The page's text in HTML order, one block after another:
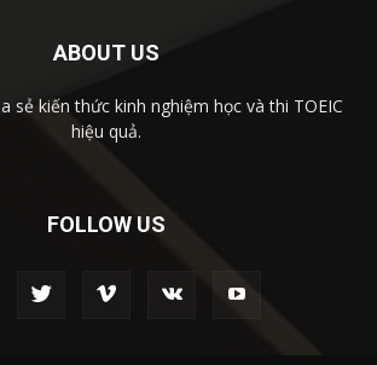
ABOUT US
sẻ kiến thức kinh nghiệm học và thi TOEIC
hiệu quả.
FOLLOW US